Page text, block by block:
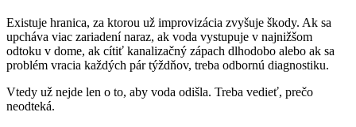
Existuje hranica, za ktorou už improvizácia zvyšuje škody. Ak sa
upcháva viac zariadení naraz, ak voda vystupuje v najnižšom
odtoku v dome, ak cítiť kanalizačný zápach dlhodobo alebo ak sa
problém vracia každých pár týždňov, treba odbornú diagnostiku.
Vtedy už nejde len o to, aby voda odišla. Treba vedieť, prečo
neodteká.